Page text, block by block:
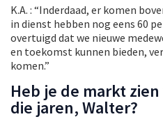
K.A. : “Inderdaad, er komen
in dienst hebben nog eens 60
overtuigd dat we nieuwe
en toekomst kunnen bieden,
komen.”
Heb je de markt
die jaren, Walter?